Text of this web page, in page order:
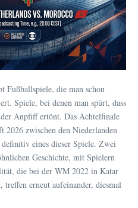
Fußballspiele, die man schon
Spiele, bei denen man spürt, dass
Anpfiff ertönt. Das Achtelfinale
2026 zwischen den Niederlanden
eines dieser Spiele. Zwei
Geschichte, mit Spielern
die bei der WM 2022 in Katar
erneut aufeinander, diesmal